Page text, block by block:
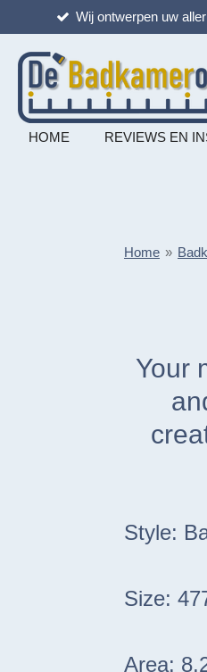
direct
naar
hoofdinhoud
Wij ontwerpen uw
HOME REVIEWS EN
Home »
Your
Style:
Size:
Area: